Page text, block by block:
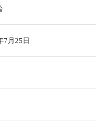
7月25日